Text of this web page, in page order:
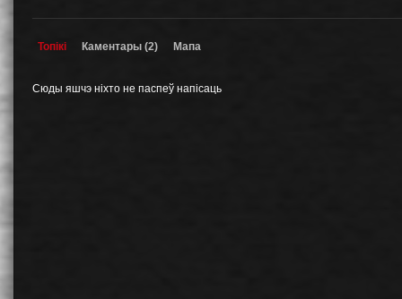
Топікі Каментары (2) Мапа
Сюды яшчэ ніхто не паспеў напісаць